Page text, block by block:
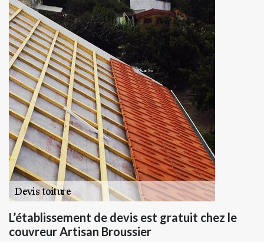
L’établissement de devis est gratuit chez le
couvreur Artisan Broussier